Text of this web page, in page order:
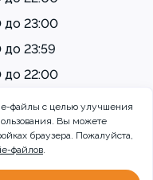
до 23:00
23:59
до 22:00
файлы с целью улучшения
Вы можете
браузера. Пожалуйста,
файлов.